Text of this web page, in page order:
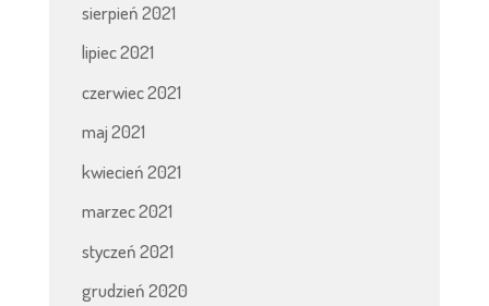
sierpień 2021
lipiec 2021
czerwiec 2021
maj 2021
kwiecień 2021
marzec 2021
styczeń 2021
grudzień 2020